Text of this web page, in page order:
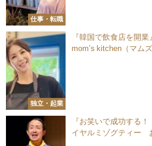
仕事・転職
独立・起業
『韓国で飲食店を開
mom’s kitchen（マム
『お笑いで成功する
イヤルミゾグティー